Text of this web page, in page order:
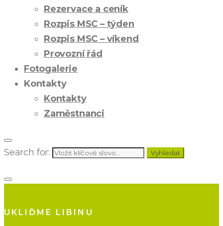
Rezervace a ceník
Rozpis MSC – týden
Rozpis MSC – víkend
Provozní řád
Fotogalerie
Kontakty
Kontakty
Zaměstnanci
Search for: Vyhledat
UKLIĎME LIBINU